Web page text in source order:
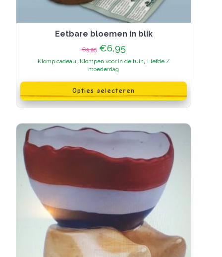
Eetbare bloemen in blik
€9,95 Oorspronkelijke
was:
€9,95.
€6,95Huidige
prijs
is:
Klomp cadeau, Klompen voor in de tuin, Liefde /
moederdag
Opties selecteren
product
heeft
meerdere
variaties.
optie
kan
gekozen
worden
op
de
productpagina